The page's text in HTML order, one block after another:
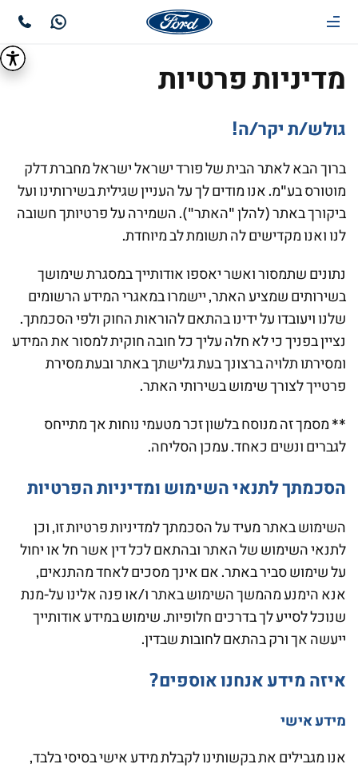
מדיניות פרטיות
גולש/ת יקר/ה!
ברוך הבא לאתר הבית של פורד ישראל ישראל מחברת דלק
מוטורס בע"מ. אנו מודים לך על העניין שגילית בשירותינו ועל
ביקורך באתר (להלן "האתר"). השמירה על פרטיותך חשובה
לנו ואנו מקדישים לה תשומת לב מיוחדת.
נתונים שתמסור ואשר יאספו אודותייך במסגרת שימושך
בשירותים שמציע האתר, יישמרו במאגרי המידע הרשומים
שלנו ויעובדו על ידינו בהתאם להוראות החוק ולפי הסכמתך.
נציין בפניך כי לא חלה עליך כל חובה חוקית למסור את המידע
ומסירתו תלויה ברצונך בעת גלישתך באתר ובעת מסירת
פרטייך לצורך שימוש בשירותי האתר.
** מסמך זה מנוסח בלשון זכר מטעמי נוחות אך מתייחס
לגברים ונשים כאחד. עמכן הסליחה.
הסכמתך לתנאי השימוש ומדיניות הפרטיות
השימוש באתר מעיד על הסכמתך למדיניות פרטיות זו, וכן
לתנאי השימוש של האתר ובהתאם לכל דין אשר חל או יחול
על שימוש סביר באתר. אם אינך מסכים לאחד מהתנאים,
אנא הימנע מהמשך השימוש באתר ו/או פנה אלינו על-מנת
שנוכל לסייע לך בדרכים חלופיות. שימוש במידע אודותייך
ייעשה אך ורק בהתאם לחובות שבדין.
איזה מידע אנחנו אוספים?
מידע אישי
אנו מגבילים את בקשותינו לקבלת מידע אישי בסיסי בלבד,